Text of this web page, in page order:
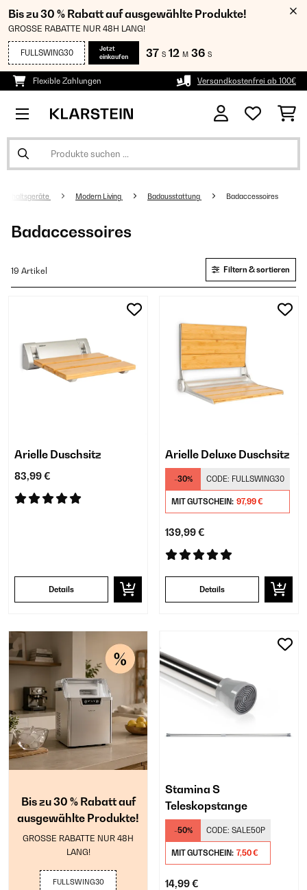
Bis zu 30 % Rabatt auf ausgewählte Produkte!
GROSSE RABATTE NUR 48H LANG!
FULLSWING30
Jetzt
einkaufen
37 S 12 M 36 S
Flexible Zahlungen Versandkostenfrei ab 100€
Modern Living Badausstattung Badaccessoires
Badaccessoires
19 Artikel Filtern & sortieren
Arielle Duschsitz
83,99 €
Details
Arielle Deluxe Duschsitz
-30% CODE: FULLSWING30
MIT GUTSCHEIN: 97,99 €
139,99 €
Details
Bis zu 30 % Rabatt auf
ausgewählte Produkte!
GROSSE RABATTE NUR 48H
LANG!
FULLSWING30
Stamina S
Teleskopstange
-50% CODE: SALE50P
MIT GUTSCHEIN: 7,50 €
14,99 €